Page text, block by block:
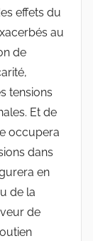
effets du
au
de
tensions
Et de
occupera
dans
en
de la
de